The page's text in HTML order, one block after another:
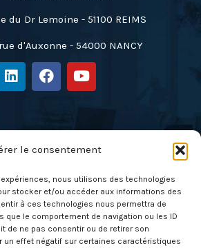
le consentement
nous utilisons des technologies
stocker et/ou accéder aux informations des
à ces technologies nous permettra de
que le comportement de navigation ou les ID
de ne pas consentir ou de retirer son
un effet négatif sur certaines caractéristiques
du Dr Lemoine - 51100 REIMS
d'Auxonne - 54000 NANCY
L
i
n
i
F
a
c
o
Y
o
u
t
e